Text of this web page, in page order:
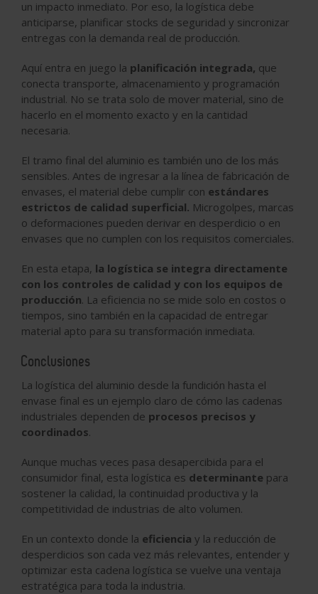
un impacto inmediato. Por eso, la logística debe
anticiparse, planificar stocks de seguridad y sincronizar
entregas con la demanda real de producción.
Aquí entra en juego la planificación integrada, que
conecta transporte, almacenamiento y programación
industrial. No se trata solo de mover material, sino de
hacerlo en el momento exacto y en la cantidad
necesaria.
El tramo final del aluminio es también uno de los más
sensibles. Antes de ingresar a la línea de fabricación de
envases, el material debe cumplir con estándares
estrictos de calidad superficial. Microgolpes, marcas
o deformaciones pueden derivar en desperdicio o en
envases que no cumplen con los requisitos comerciales.
En esta etapa, la logística se integra directamente
con los controles de calidad y con los equipos de
producción. La eficiencia no se mide solo en costos o
tiempos, sino también en la capacidad de entregar
material apto para su transformación inmediata.
Conclusiones
La logística del aluminio desde la fundición hasta el
envase final es un ejemplo claro de cómo las cadenas
industriales dependen de procesos precisos y
coordinados.
Aunque muchas veces pasa desapercibida para el
consumidor final, esta logística es determinante para
sostener la calidad, la continuidad productiva y la
competitividad de industrias de alto volumen.
En un contexto donde la eficiencia y la reducción de
desperdicios son cada vez más relevantes, entender y
optimizar esta cadena logística se vuelve una ventaja
estratégica para toda la industria.